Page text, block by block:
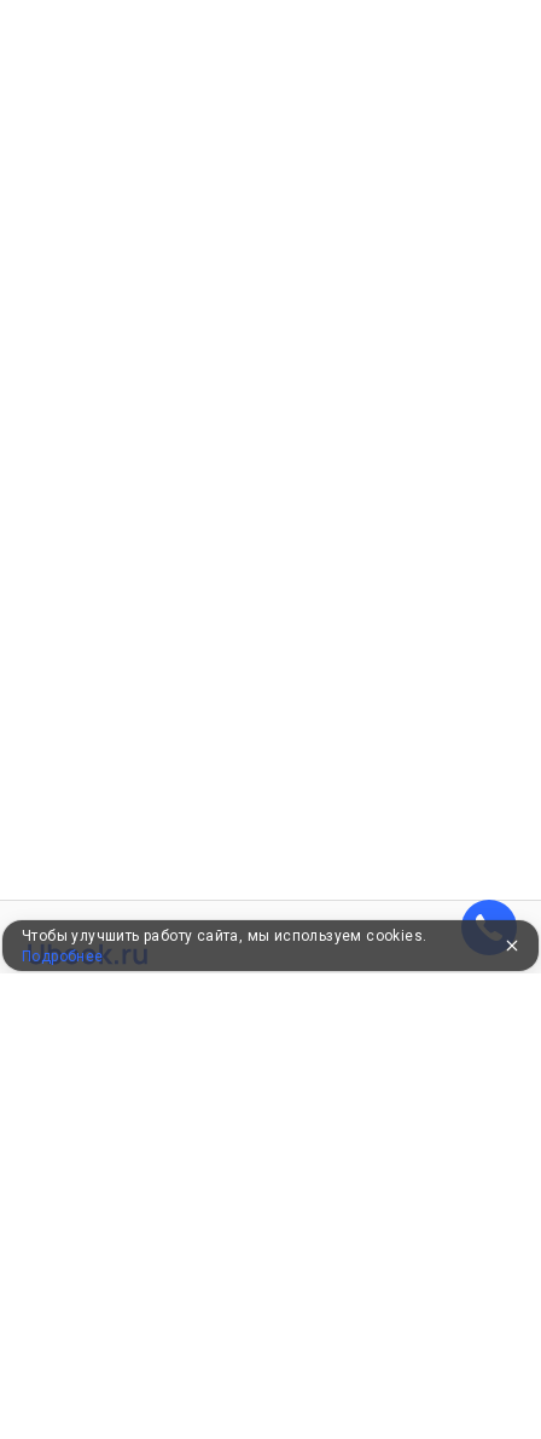
Чтобы улучшить работу сайта, мы используем cookies.
Подробнее